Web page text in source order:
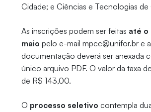
Cidade; e Ciências e Tecnologias de
As inscrições podem ser feitas até o
maio pelo e-mail mpcc@unifor.br e a
documentação deverá ser anexada
único arquivo PDF. O valor da taxa
de R$ 143,00.
O processo seletivo contempla